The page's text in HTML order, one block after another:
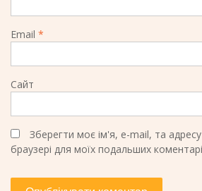
Email *
Сайт
Зберегти моє ім'я, e-mail, та
браузері для моїх подальших